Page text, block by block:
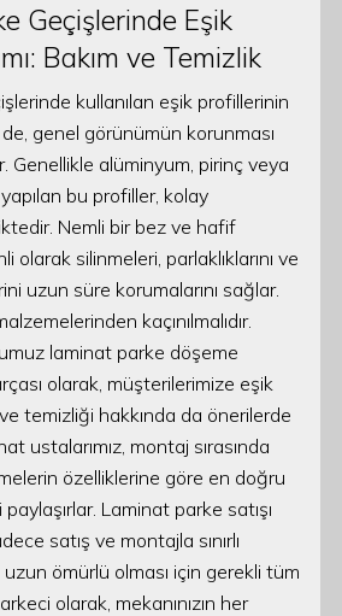
Geçişlerinde Eşik
Bakım ve Temizlik
kullanılan eşik profillerinin
de, genel görünümün korunması
Genellikle alüminyum, pirinç veya
bu profiller, kolay
Nemli bir bez ve hafif
olarak silinmeleri, parlaklıklarını ve
uzun süre korumalarını sağlar.
kaçınılmalıdır.
laminat parke döşeme
olarak, müşterilerimize eşik
temizliği hakkında da önerilerde
ustalarımız, montaj sırasında
özelliklerine göre en doğru
Laminat parke satışı
satış ve montajla sınırlı
uzun ömürlü olması için gerekli tüm
olarak, mekanınızın her